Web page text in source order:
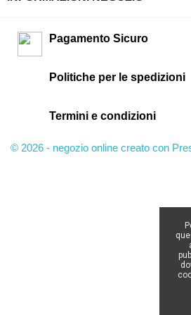
Pagamento Sicuro
Politiche per le spedizioni
Termini e condizioni
© 2026 - negozio online creato con